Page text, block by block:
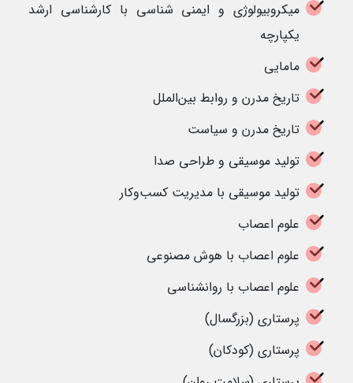
میکروبیولوژی و ایمنی شناسی با کارشناسی ارشد
یکپارچه
مامایی
تاریخ مدرن و روابط بین‌الملل
تاریخ مدرن و سیاست
تولید موسیقی و طراحی صدا
تولید موسیقی با مدیریت کسب‌وکار
علوم اعصاب
علوم اعصاب با هوش مصنوعی
علوم اعصاب با روانشناسی
پرستاری (بزرگسال)
پرستاری (کودکان)